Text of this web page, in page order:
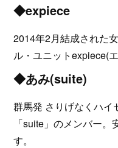
◆expiece
2014年2月結成された
ル・ユニットexpiece(
◆あみ(suite)
群馬発 さりげなくハイ
「suite」のメンバー
す。